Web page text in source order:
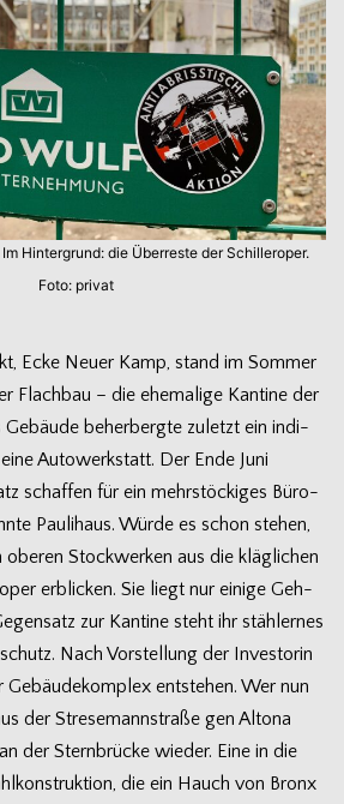
Hin­ter­grund: die Über­reste der Schil­ler­oper.
Foto: pri­vat
Ecke Neuer Kamp, stand im Som­mer
Flach­bau – die ehe­ma­lige Kan­tine der
Gebäude beher­bergte zuletzt ein indi­
Auto­werk­statt. Der Ende Juni
schaf­fen für ein mehr­stö­cki­ges Büro­
Pau­li­haus. Würde es schon ste­hen,
Stock­wer­ken aus die kläg­li­chen
erbli­cken. Sie liegt nur einige Geh­
zur Kan­tine steht ihr stäh­ler­nes
Nach Vor­stel­lung der Inves­to­rin
ent­ste­hen. Wer nun
der Stre­se­mann­straße gen Altona
der Stern­brü­cke wie­der. Eine in die
die ein Hauch von Bronx